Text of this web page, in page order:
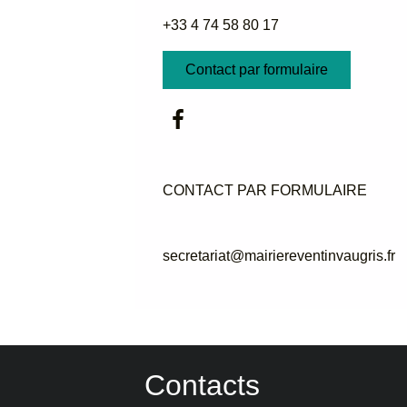
+33 4 74 58 80 17
Contact par formulaire
CONTACT PAR FORMULAIRE
secretariat@mairiereventinvaugris.fr
Contacts